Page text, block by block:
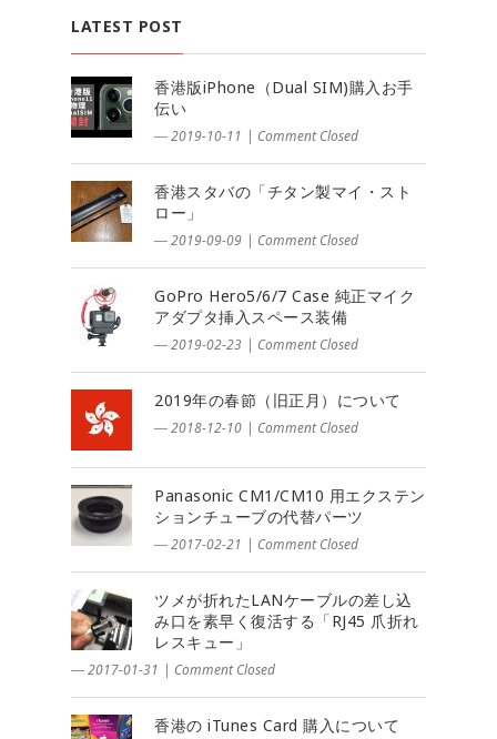
LATEST POST
香港版iPhone（Dual SIM)購入お手
伝い
― 2019-10-11 | Comment Closed
香港スタバの「チタン製マイ・スト
ロー」
― 2019-09-09 | Comment Closed
GoPro Hero5/6/7 Case 純正マイク
アダプタ挿入スペース装備
― 2019-02-23 | Comment Closed
2019年の春節（旧正月）について
― 2018-12-10 | Comment Closed
Panasonic CM1/CM10 用エクステン
ションチューブの代替パーツ
― 2017-02-21 | Comment Closed
ツメが折れたLANケーブルの差し込
み口を素早く復活する「RJ45 爪折れ
レスキュー」
― 2017-01-31 | Comment Closed
香港の iTunes Card 購入について